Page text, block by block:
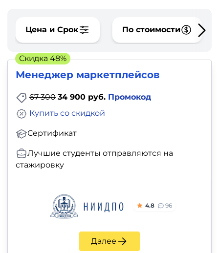
Цена и Срок По стоимости
Менеджер маркетплейсов
67 300 34 900 руб. Промокод
Сертификат
Купить со скидкой
Лучшие студенты отправляются на
стажировку
4.8 96
Далее
Скидка 48%
Маркетинг
Иностранный
язык
Для
детей
Красота,
здоровье,
Психология
саморазвитие